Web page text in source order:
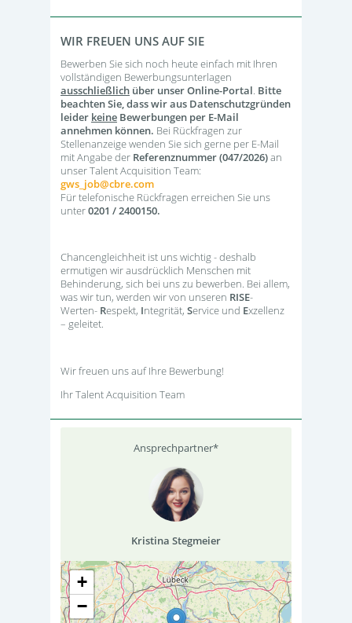
WIR FREUEN UNS AUF SIE
Bewerben Sie sich noch heute einfach mit Ihren
vollständigen Bewerbungsunterlagen
ausschließlich über unser Online-Portal. Bitte
beachten Sie, dass wir aus Datenschutzgründen
leider keine Bewerbungen per E-Mail
annehmen können. Bei Rückfragen zur
Stellenanzeige wenden Sie sich gerne per E-Mail
mit Angabe der Referenznummer (047/2026)an
unser Talent Acquisition Team:
gws_job@cbre.com
Für telefonische Rückfragen erreichen Sie uns
unter0201 / 2400150.
Chancengleichheit ist uns wichtig - deshalb
ermutigen wir ausdrücklich Menschen mit
Behinderung, sich bei uns zu bewerben. Bei allem,
was wir tun, werden wir von unseren RISE-
Werten- Respekt, Integrität, Service und Exzellenz
– geleitet.
Wir freuen uns auf Ihre Bewerbung!
Ihr Talent Acquisition Team
Ansprechpartner*
Kristina Stegmeier
+
−